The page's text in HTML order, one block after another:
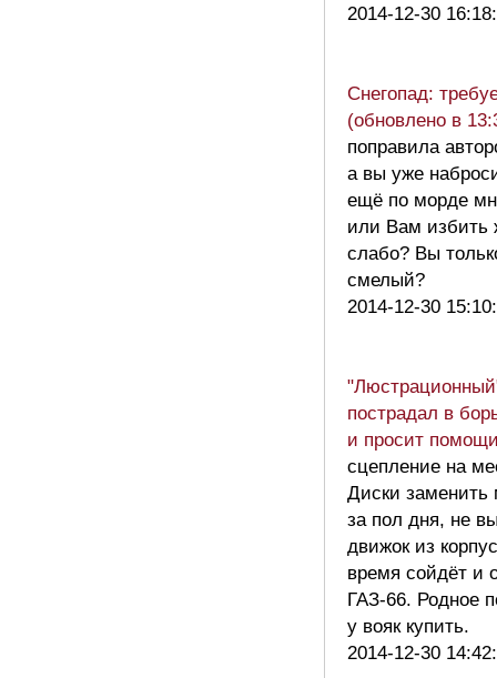
2014-12-30
Снегопад:
(обновлено в
поправила
а вы уже
ещё по морде
или Вам избить
слабо? Вы
смелый?
2014-12-30
пострадал в
и просит
сцепление на
Диски заменить
за пол дня, не
движок из
время сойдёт и
ГАЗ-66. Родное
у вояк купить.
2014-12-30